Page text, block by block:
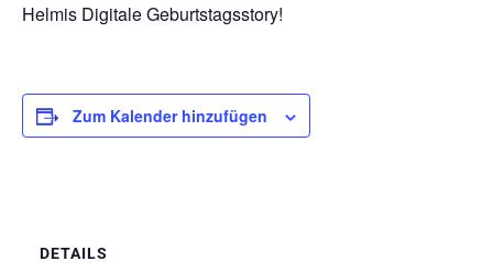
Helmis Digitale Geburtstagsstory!
Zum Kalender hinzufügen
DETAILS